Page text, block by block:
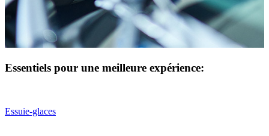
Essentiels pour une meilleure expérience:
Essuie-glaces